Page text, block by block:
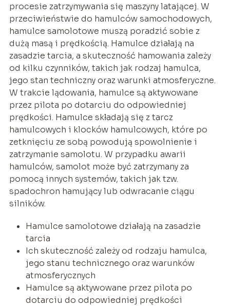
procesie zatrzymywania się maszyny latającej. W
przeciwieństwie do hamulców samochodowych,
hamulce samolotowe muszą poradzić sobie z
dużą masą i prędkością. Hamulce działają na
zasadzie tarcia, a skuteczność hamowania zależy
od kilku czynników, takich jak rodzaj hamulca,
jego stan techniczny oraz warunki atmosferyczne.
W trakcie lądowania, hamulce są aktywowane
przez pilota po dotarciu do odpowiedniej
prędkości. Hamulce składają się z tarcz
hamulcowych i klocków hamulcowych, które po
zetknięciu ze sobą powodują spowolnienie i
zatrzymanie samolotu. W przypadku awarii
hamulców, samolot może być zatrzymany za
pomocą innych systemów, takich jak tzw.
spadochron hamujący lub odwracanie ciągu
silników.
Hamulce samolotowe działają na zasadzie
tarcia
Ich skuteczność zależy od rodzaju hamulca,
jego stanu technicznego oraz warunków
atmosferycznych
Hamulce są aktywowane przez pilota po
dotarciu do odpowiedniej prędkości